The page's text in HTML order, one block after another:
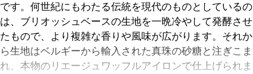
です。何世紀にもわたる伝統を現代のものとしているの
は、ブリオッシュベースの生地を一晩冷やして発酵させ
たもので、より複雑な香りや風味が広がります。それか
ら生地はベルギーから輸入された真珠の砂糖と注ぎこま
れ、本物のリエージュワッフルアイロンで仕上げられま